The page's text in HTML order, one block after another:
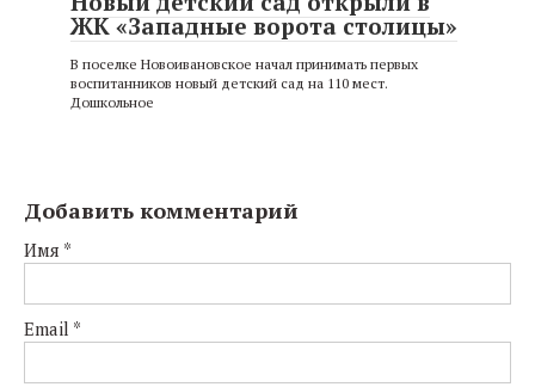
ЖК «Западные ворота столицы»
В поселке Новоивановское начал принимать первых
воспитанников новый детский сад на 110 мест.
Дошкольное
Добавить комментарий
Имя *
Email *